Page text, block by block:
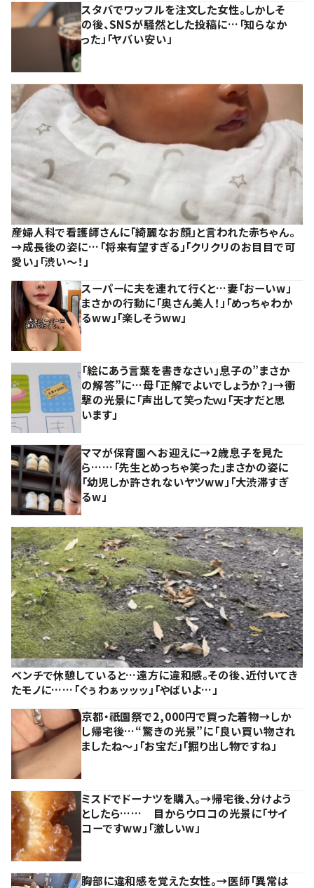
スタバでワッフルを注文した女性。しかしそ
の後、SNSが騒然とした投稿に…「知らなか
った」「ヤバい安い」
産婦人科で看護師さんに「綺麗なお顔」と言われた赤ちゃん。
→成長後の姿に…「将来有望すぎる」「クリクリのお目目で可
愛い」「渋い～！」
スーパーに夫を連れて行くと…妻「おーいw」
まさかの行動に「奥さん美人！」「めっちゃわか
るww」「楽しそうww」
「絵にあう言葉を書きなさい」息子の”まさか
の解答”に…母「正解でよいでしょうか？」→衝
撃の光景に「声出して笑ったｗ」「天才だと思
います」
ママが保育園へお迎えに→2歳息子を見た
ら……「先生とめっちゃ笑った」まさかの姿に
「幼児しか許されないヤツww」「大渋滞すぎ
るw」
ベンチで休憩していると…遠方に違和感。その後、近付いてき
たモノに……「ぐぅわぁッッッ」「やばいよ…」
京都・祇園祭で2,000円で買った着物→しか
し帰宅後…“驚きの光景”に「良い買い物され
ましたね～」「お宝だ」「掘り出し物ですね」
ミスドでドーナツを購入。→帰宅後、分けよう
としたら…… 目からウロコの光景に「サイ
コーですww」「激しいw」
胸部に違和感を覚えた女性。→医師「異常は